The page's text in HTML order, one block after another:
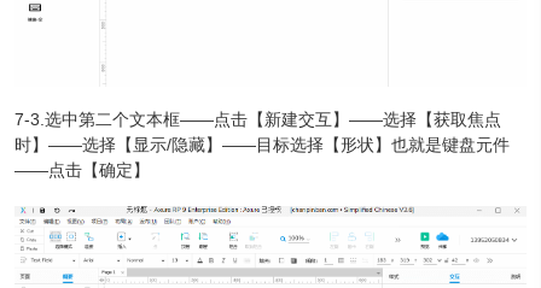
7-3.选中第二个文本框——点击【新建交互】——选择【获取焦点
时】——选择【显示/隐藏】——目标选择【形状】也就是键盘元件
——点击【确定】